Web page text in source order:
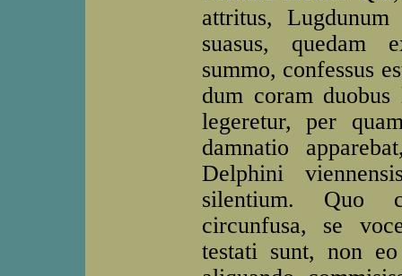
attritus,
suasus, quedam
summo, confessus
dum coram
legeretur, per
damnatio
Delphini
silentium. Quo
circunfusa, se
testati sunt, non